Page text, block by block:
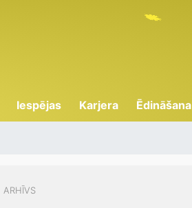
Iespējas Karjera Ēdināšana
ARHĪVS